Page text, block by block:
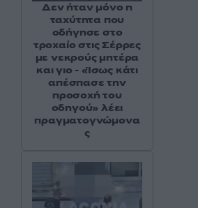
Δεν ήταν μόνο η
ταχύτητα που
οδήγησε στο
τροχαίο στις Σέρρες
με νεκρούς μητέρα
και γιο - «Ίσως κάτι
απέσπασε την
προσοχή του
οδηγού» λέει
πραγματογνώμονα
ς